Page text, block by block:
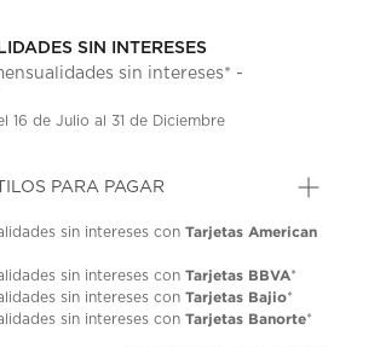
SIN INTERESES
sin intereses* -
16 de Julio al 31 de Diciembre
PARA PAGAR
sin intereses conTarjetas American
sin intereses conTarjetas BBVA*
sin intereses conTarjetas Bajio*
sin intereses conTarjetas Banorte*